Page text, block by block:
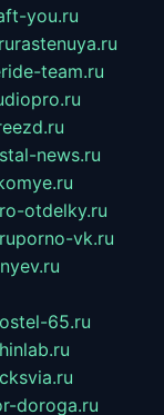
you.ru
rastenuya.ru
team.ru
news.ru
otdelky.ru
porno-vk.ru
65.ru
doroga.ru